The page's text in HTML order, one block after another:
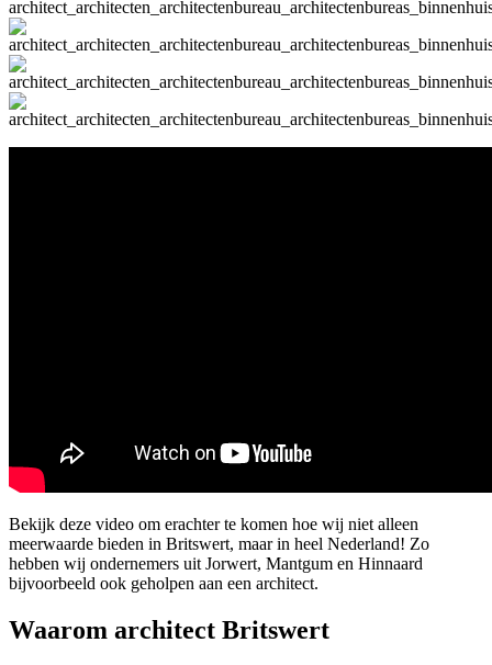
Bekijk deze video om erachter te komen hoe wij niet alleen
meerwaarde bieden in Britswert, maar in heel Nederland! Zo
hebben wij ondernemers uit Jorwert, Mantgum en Hinnaard
bijvoorbeeld ook geholpen aan een architect.
Waarom architect Britswert